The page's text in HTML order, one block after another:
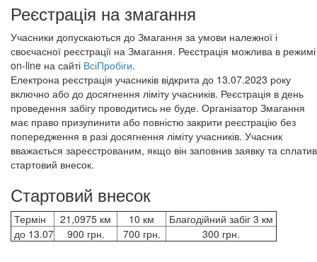
Реєстрація на змагання
Учасники допускаються до Змагання за умови належної і
своєчасної реєстрації на Змагання. Реєстрація можлива в режимі
on-line на сайті ВсіПробіги.
Електрона реєстрація учасників відкрита до 13.07.2023 року
включно або до досягнення ліміту учасників. Реєстрація в день
проведення забігу проводитись не буде. Організатор Змагання
має право призупинити або повністю закрити реєстрацію без
попередження в разі досягнення ліміту учасників. Учасник
вважається зареєстрованим, якщо він заповнив заявку та сплатив
стартовий внесок.
Стартовий внесок
Термін 21,0975 км 10 км
Благодійний забіг 3 км
до 13.07
900 грн. 700 грн. 300 грн.